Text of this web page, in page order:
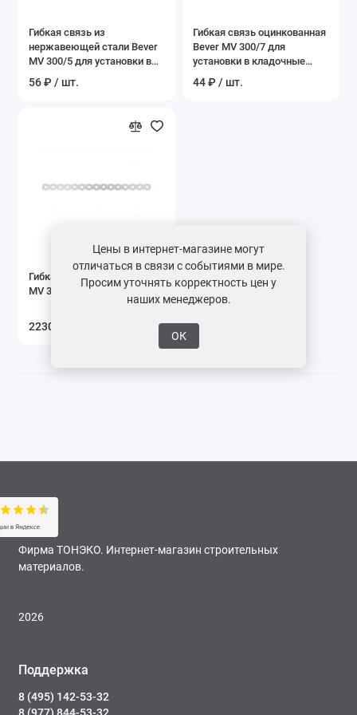
Гибкая связь из
нержавеющей стали Bever
MV 300/5 для установки в
56 ₽ / шт.
Гибкая связь оцинкованная
Bever MV 300/7 для
установки в кладочные
44 ₽ / шт.
Гибкая связь TERMOCLIP
MV 300/7
2230 ₽ / уп.
Фирма ТОНЭКО. Интернет-магазин строительных
материалов.
2026
Поддержка
8 (495) 142-53-32
Цены в интернет-магазине могут
отличаться в связи с событиями в мире.
Просим уточнять корректность цен у
наших менеджеров.
ОК